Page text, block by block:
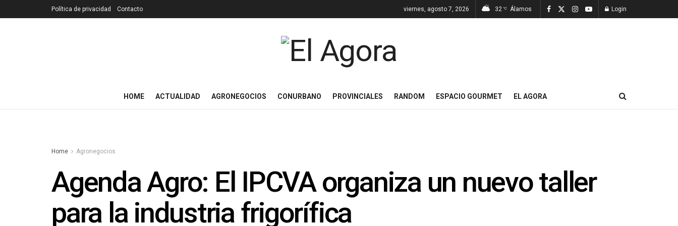
Política de privacidad Contacto viernes, agosto 7, 2026 32 °C Álamos Login
HOME ACTUALIDAD AGRONEGOCIOS CONURBANO PROVINCIALES RANDOM ESPACIO GOURMET EL AGORA
Home Agronegocios
Agenda Agro: El IPCVA organiza un nuevo taller
para la industria frigorífica